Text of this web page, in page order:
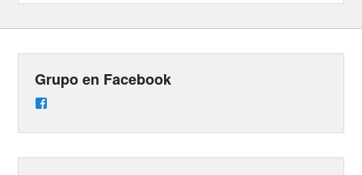
Grupo en Facebook